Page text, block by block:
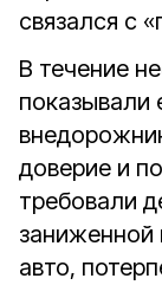
связался с
В течение
показывали
доверие и
требовали
авто,